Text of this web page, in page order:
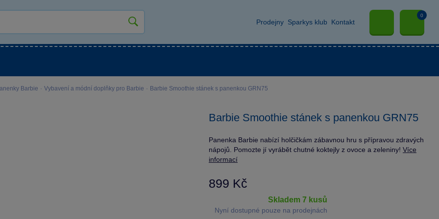
Prodejny Sparkys klub Kontakt
0
Barbie · Vybavení a módní doplňky pro Barbie · Barbie Smoothie stánek s panenkou GRN75
Barbie Smoothie stánek s panenkou GRN75
Panenka Barbie nabízí holčičkám zábavnou hru s přípravou zdravých
nápojů. Pomozte jí vyrábět chutné koktejly z ovoce a zeleniny! Více
informací
899 Kč
skladem 7 kusů
Nyní dostupné pouze na prodejnách